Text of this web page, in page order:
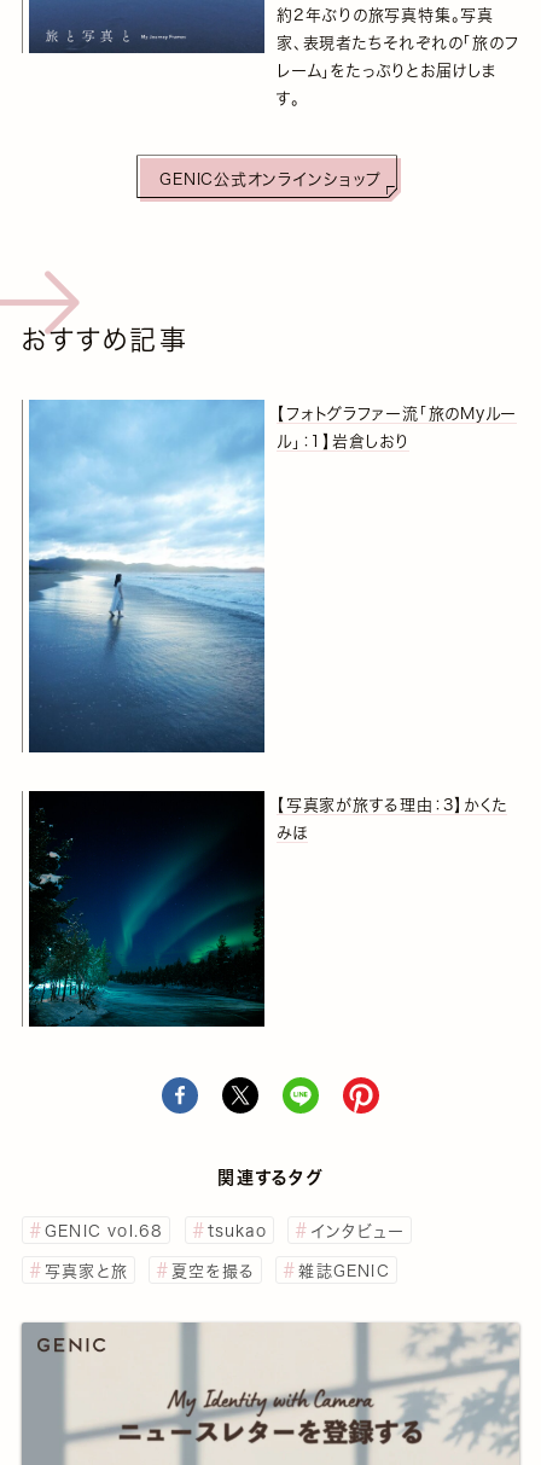
約2年ぶりの旅写真特集。写真
家、表現者たちそれぞれの「旅のフ
レーム」をたっぷりとお届けしま
す。
GENIC公式オンラインショップ
おすすめ記事
【フォトグラファー流「旅のMyルー
ル」：1】岩倉しおり
【写真家が旅する理由：3】かくた
みほ
関連するタグ
GENIC vol.68 tsukao インタビュー
写真家と旅 夏空を撮る 雑誌GENIC